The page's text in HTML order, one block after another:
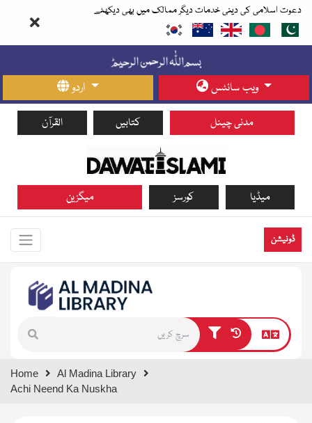
دعوت اسلامی کی دینی خدمات دیگر ممالک میں بھی دیکھئے
اردو ویب سائٹس
القرآن کتابیں مدنی چینل
میگزین کورسز میڈیا
ڈونیشن
results.
Home
Al Madina Library
Achi Neend Ka Nuskha